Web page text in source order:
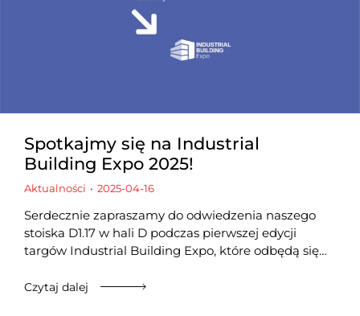
Spotkajmy się na Industrial
Building Expo 2025!
Aktualności 2025-04-16
Serdecznie zapraszamy do odwiedzenia naszego
stoiska D1.17 w hali D podczas pierwszej edycji
targów Industrial Building Expo, które odbędą się…
Czytaj dalej